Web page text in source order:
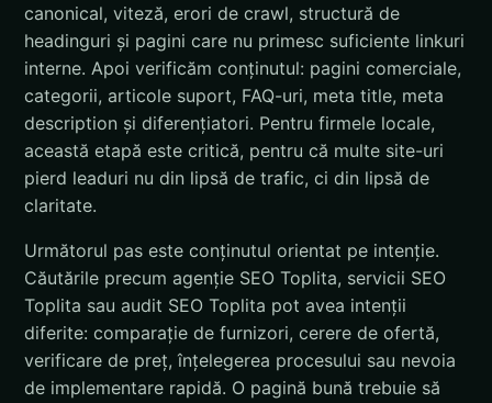
canonical, viteză, erori de crawl, structură de
headinguri și pagini care nu primesc suficiente linkuri
interne. Apoi verificăm conținutul: pagini comerciale,
categorii, articole suport, FAQ-uri, meta title, meta
description și diferențiatori. Pentru firmele locale,
această etapă este critică, pentru că multe site-uri
pierd leaduri nu din lipsă de trafic, ci din lipsă de
claritate.
Următorul pas este conținutul orientat pe intenție.
Căutările precum agenție SEO Toplita, servicii SEO
Toplita sau audit SEO Toplita pot avea intenții
diferite: comparație de furnizori, cerere de ofertă,
verificare de preț, înțelegerea procesului sau nevoia
de implementare rapidă. O pagină bună trebuie să